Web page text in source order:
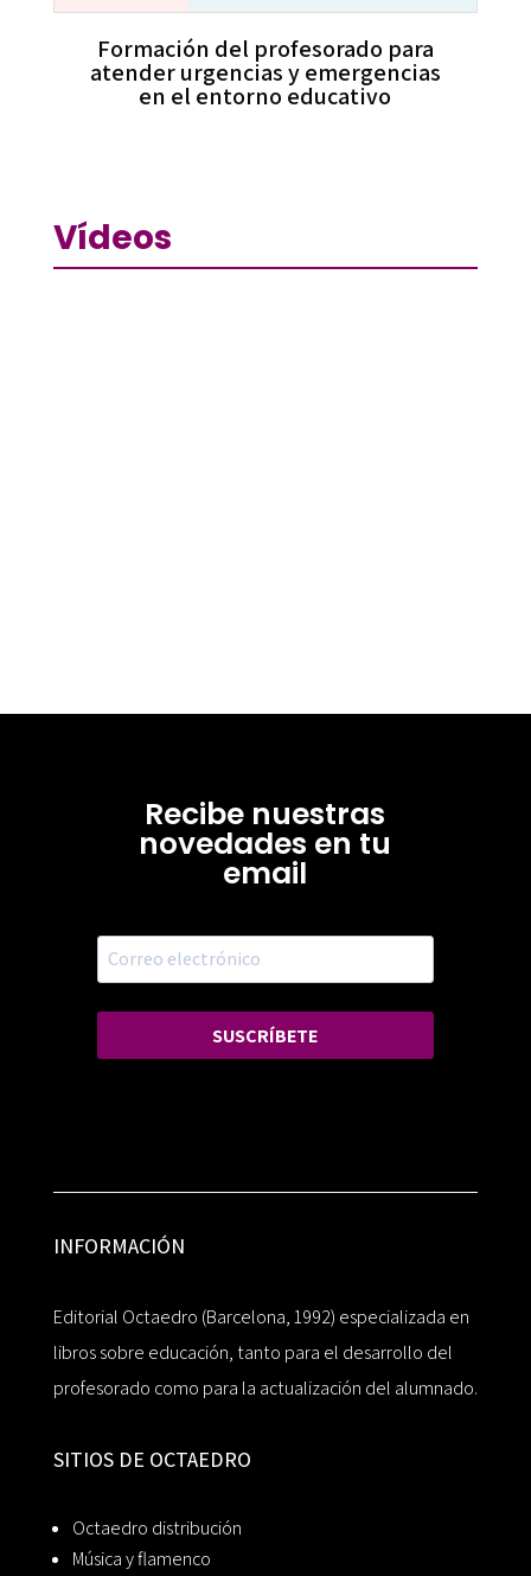
Formación del profesorado para
atender urgencias y emergencias
en el entorno educativo
Vídeos
Recibe nuestras
novedades en tu
email
SUSCRÍBETE
INFORMACIÓN
Editorial Octaedro (Barcelona, 1992) especializada en
libros sobre educación, tanto para el desarrollo del
profesorado como para la actualización del alumnado.
SITIOS DE OCTAEDRO
Octaedro distribución
Música y flamenco